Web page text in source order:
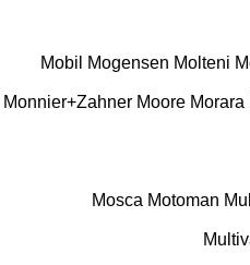
Mobil
Mogensen Molteni
Monnier+Zahner Moore Morara
Mosca Motoman